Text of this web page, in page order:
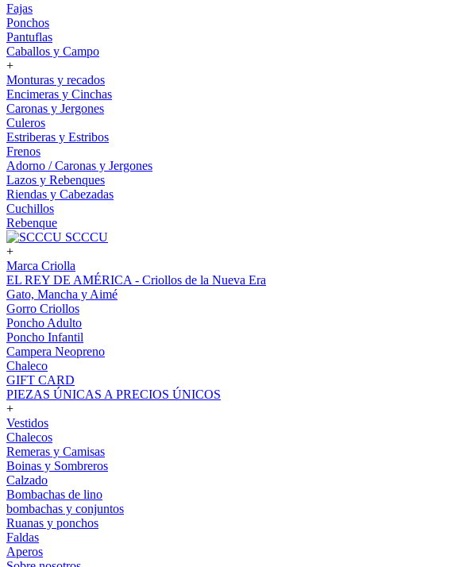
Fajas
Ponchos
Pantuflas
Caballos y Campo
+
Monturas y recados
Encimeras y Cinchas
Caronas y Jergones
Culeros
Estriberas y Estribos
Frenos
Adorno / Caronas y Jergones
Lazos y Rebenques
Riendas y Cabezadas
Cuchillos
Rebenque
SCCCU
+
Marca Criolla
EL REY DE AMÉRICA - Criollos de la Nueva Era
Gato, Mancha y Aimé
Gorro Criollos
Poncho Adulto
Poncho Infantil
Campera Neopreno
Chaleco
GIFT CARD
PIEZAS ÚNICAS A PRECIOS ÚNICOS
+
Vestidos
Chalecos
Remeras y Camisas
Boinas y Sombreros
Calzado
Bombachas de lino
bombachas y conjuntos
Ruanas y ponchos
Faldas
Aperos